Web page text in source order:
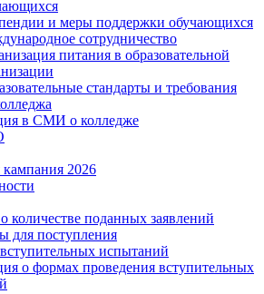
и меры поддержки обучающихся
сотрудничество
питания в образовательной
стандарты и требования
в СМИ о колледже
2026
количестве поданных заявлений
для поступления
испытаний
о формах проведения вступительных